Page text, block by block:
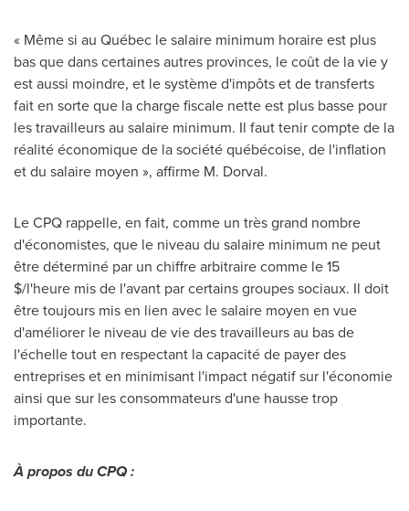
« Même si au Québec le salaire minimum horaire est plus
bas que dans certaines autres provinces, le coût de la vie y
est aussi moindre, et le système d'impôts et de transferts
fait en sorte que la charge fiscale nette est plus basse pour
les travailleurs au salaire minimum. Il faut tenir compte de la
réalité économique de la société québécoise, de l'inflation
et du salaire moyen », affirme M. Dorval.
Le CPQ rappelle, en fait, comme un très grand nombre
d'économistes, que le niveau du salaire minimum ne peut
être déterminé par un chiffre arbitraire comme le 15
$/l'heure mis de l'avant par certains groupes sociaux. Il doit
être toujours mis en lien avec le salaire moyen en vue
d'améliorer le niveau de vie des travailleurs au bas de
l'échelle tout en respectant la capacité de payer des
entreprises et en minimisant l'impact négatif sur l'économie
ainsi que sur les consommateurs d'une hausse trop
importante.
À propos du CPQ :